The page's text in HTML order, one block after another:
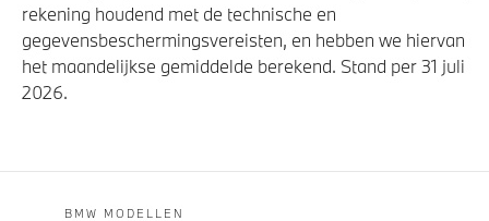
rekening houdend met de technische en
gegevensbeschermingsvereisten, en hebben we hiervan
het maandelijkse gemiddelde berekend. Stand per 31 juli
2026.
BMW MODELLEN